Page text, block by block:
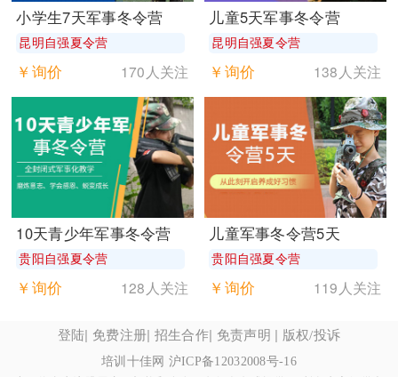
小学生7天军事冬令营
昆明自强夏令营
￥询价 170人关注
儿童5天军事冬令营
昆明自强夏令营
￥询价 138人关注
10天青少年军事冬令营
贵阳自强夏令营
￥询价 128人关注
儿童军事冬令营5天
贵阳自强夏令营
￥询价 119人关注
登陆| 免费注册| 招生合作| 免责声明 | 版权/投诉
培训十佳网 沪ICP备12032008号-16